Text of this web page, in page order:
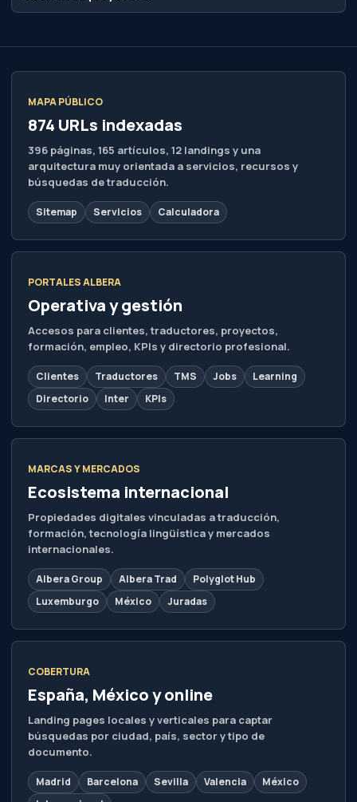
MAPA PÚBLICO
874 URLs indexadas
396 páginas, 165 artículos, 12 landings y una
arquitectura muy orientada a servicios, recursos y
búsquedas de traducción.
Sitemap Servicios Calculadora
PORTALES ALBERA
Operativa y gestión
Accesos para clientes, traductores, proyectos,
formación, empleo, KPIs y directorio profesional.
Clientes Traductores TMS Jobs
Learning
Directorio
Inter KPIs
MARCAS Y MERCADOS
Ecosistema internacional
Propiedades digitales vinculadas a traducción,
formación, tecnología lingüística y mercados
internacionales.
Albera Group Albera Trad
Polyglot Hub
Luxemburgo
México Juradas
COBERTURA
España, México y online
Landing pages locales y verticales para captar
búsquedas por ciudad, país, sector y tipo de
documento.
Madrid Barcelona Sevilla Valencia
México